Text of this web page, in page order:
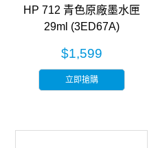
HP 712 青色原廠墨水匣
29ml (3ED67A)
$1,599
立即搶購